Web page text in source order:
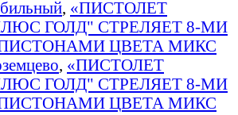
, «ПИСТОЛЕТ
ГОЛД" СТРЕЛЯЕТ 8-МИ
ЦВЕТА МИКС
, «ПИСТОЛЕТ
ГОЛД" СТРЕЛЯЕТ 8-МИ
ЦВЕТА МИКС